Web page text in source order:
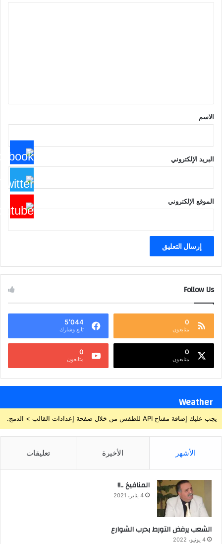
*
الاسم
البريد الإلكتروني
الموقع الإلكتروني
Follow Us
0
متابعون
5٬044
تابع وشارك
0
متابعون
0
متابعون
Weather
يجب عليك إضافة مفتاح API للطقس من خلال صفحة إعدادات القالب > الدمج.
الأشهر الأخيرة تعليقات
المنافيخ ..!!
4 يناير، 2021
الشعب يرفض التورط بحرب الشوارع
4 يونيو، 2022